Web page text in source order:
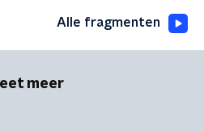
Alle fragmenten
meer